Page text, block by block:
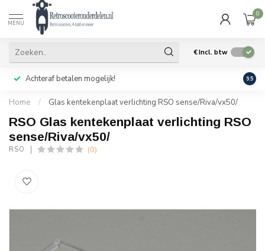
MENU
0
€Incl. btw
Achteraf betalen mogelijk! Geen
9.5
Home / Glas kentekenplaat verlichting RSO sense/Riva/vx50/
RSO Glas kentekenplaat verlichting RSO
sense/Riva/vx50/
RSO (0)